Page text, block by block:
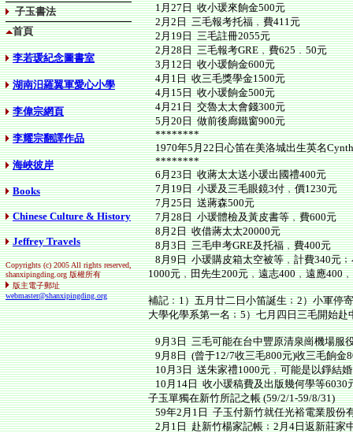
子玉書法
首頁
李若瑗紀念圖書室
湖南汨羅翼軍愛心小學
李偉宗網頁
李耀宗翻譯作品
海峽彼岸
Books
Chinese Culture & History
Jeffrey Travels
Copyrights (c) 2005 All rights reserved,
shanxipingding.org 版權所有
版主電子郵址
webmaster@shanxipingding.org
1月27日 收小瑗來餉金500元
2月2日 三毛報考托福﹐費411元
2月19日 三毛註冊2055元
2月28日 三毛報考GRE﹐費625﹒50元
3月12日 收小瑗餉金600元
4月1日 收三毛獎學金1500元
4月15日 收小瑗餉金500元
4月21日 交魯太太會錢300元
5月20日 做前後廊鐵窗900元
********
1970年5月22日心笛在美洛城出生英名
********
6月23日 收蔣太太送小瑗出國禮400元
7月19日 小瑗及三毛眼鏡3付﹐價1230元
7月25日 送蔣森500元
7月28日 小瑗體檢及黃皮書等﹐費600元
8月2日 收借蔣太太20000元
8月3日 三毛申考GRE及托福﹐費400元
8月9日 小瑗購皮箱太空被等﹐計費340元﹔
1000元﹐田先生200元﹐遠志400﹐遠應
補記﹕1）五月廿二日小笛誕生﹔2）小軍停
大學化學系第一名﹔5）七月四日三毛開始赴
9月3日 三毛可能在台中豐原清泉崗機場服
9月8日 (曾于12/7收三毛800元)收三毛餉金
10月3日 送朱家禮1000元﹐可能是以錚結婚
10月14日 收小瑗稿費及出版幾何學等6030
子玉單獨在新竹所記之帳 (59/2/1-59/8/31)
59年2月1日 子玉付新竹就任光裕電業股份
2月1日 赴新竹楊家記帳﹔2月4日返新莊家